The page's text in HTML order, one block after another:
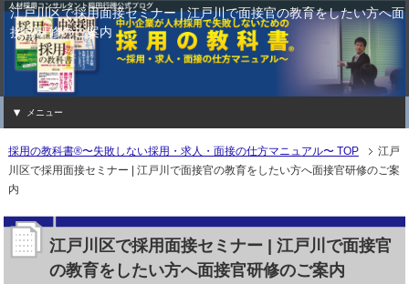
江戸川区で採用面接セミナー | 江戸川で面接官の教育をしたい方へ面
接官研修のご案内
メニュー
採用の教科書®〜失敗しない採用・求人・面接の仕方マニュアル〜 TOP
江戸
川区で採用面接セミナー | 江戸川で面接官の教育をしたい方へ面接官研修のご案
内
江戸川区で採用面接セミナー | 江戸川で面接官
の教育をしたい方へ面接官研修のご案内